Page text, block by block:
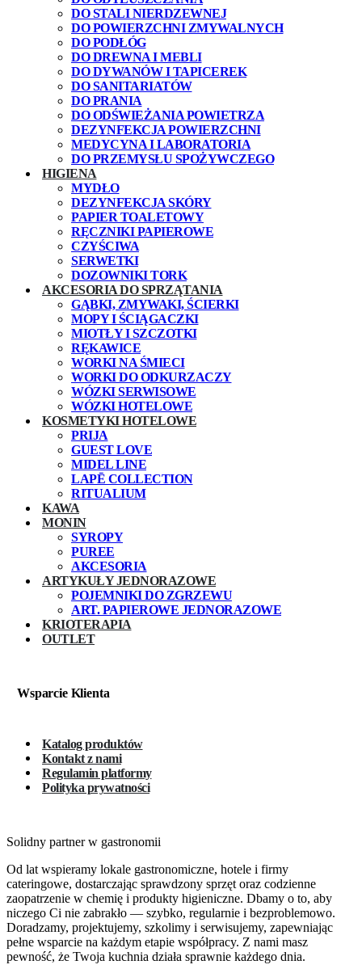
DO STALI NIERDZEWNEJ
DO POWIERZCHNI ZMYWALNYCH
DO PODŁÓG
DO DREWNA I MEBLI
DO DYWANÓW I TAPICEREK
DO SANITARIATÓW
DO PRANIA
DO ODŚWIEŻANIA POWIETRZA
DEZYNFEKCJA POWIERZCHNI
MEDYCYNA I LABORATORIA
DO PRZEMYSŁU SPOŻYWCZEGO
HIGIENA
MYDŁO
DEZYNFEKCJA SKÓRY
PAPIER TOALETOWY
RĘCZNIKI PAPIEROWE
CZYŚCIWA
SERWETKI
DOZOWNIKI TORK
AKCESORIA DO SPRZĄTANIA
GĄBKI, ZMYWAKI, ŚCIERKI
MOPY I ŚCIĄGACZKI
MIOTŁY I SZCZOTKI
RĘKAWICE
WORKI NA ŚMIECI
WORKI DO ODKURZACZY
WÓZKI SERWISOWE
WÓZKI HOTELOWE
KOSMETYKI HOTELOWE
PRIJA
GUEST LOVE
MIDEL LINE
LAPĒ COLLECTION
RITUALIUM
KAWA
MONIN
SYROPY
PUREE
AKCESORIA
ARTYKUŁY JEDNORAZOWE
POJEMNIKI DO ZGRZEWU
ART. PAPIEROWE JEDNORAZOWE
KRIOTERAPIA
OUTLET
Wsparcie Klienta
Katalog produktów
Kontakt z nami
Regulamin platformy
Polityka prywatności
Solidny partner w gastronomii
Od lat wspieramy lokale gastronomiczne, hotele i firmy
cateringowe, dostarczając sprawdzony sprzęt oraz codzienne
zaopatrzenie w chemię i produkty higieniczne. Dbamy o to, aby
niczego Ci nie zabrakło — szybko, regularnie i bezproblemowo.
Doradzamy, projektujemy, szkolimy i serwisujemy, zapewniając
pełne wsparcie na każdym etapie współpracy. Z nami masz
pewność, że Twoja kuchnia działa sprawnie każdego dnia.